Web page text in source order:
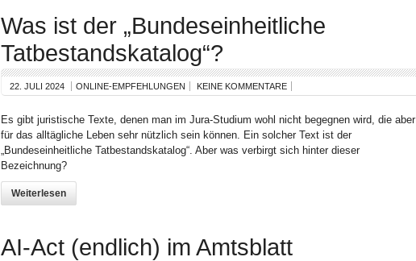
Was ist der „Bundeseinheitliche
Tatbestandskatalog“?
22. JULI 2024 ONLINE-EMPFEHLUNGEN KEINE KOMMENTARE
Es gibt juristische Texte, denen man im Jura-Studium wohl nicht begegnen wird, die aber
für das alltägliche Leben sehr nützlich sein können. Ein solcher Text ist der
„Bundeseinheitliche Tatbestandskatalog“. Aber was verbirgt sich hinter dieser
Bezeichnung?
Weiterlesen
AI-Act (endlich) im Amtsblatt